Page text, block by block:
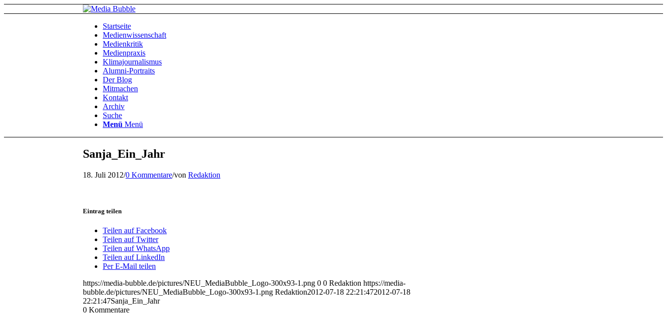
Startseite
Medienwissenschaft
Medienkritik
Medienpraxis
Klimajournalismus
Alumni-Portraits
Der Blog
Mitmachen
Kontakt
Archiv
Suche
Menü Menü
Sanja_Ein_Jahr
18. Juli 2012/0 Kommentare/von Redaktion
Eintrag teilen
Teilen auf Facebook
Teilen auf Twitter
Teilen auf WhatsApp
Teilen auf LinkedIn
Per E-Mail teilen
https://media-bubble.de/pictures/NEU_MediaBubble_Logo-300x93-1.png 0 0 Redaktion https://media-
bubble.de/pictures/NEU_MediaBubble_Logo-300x93-1.png Redaktion2012-07-18 22:21:472012-07-18
22:21:47Sanja_Ein_Jahr
0 Kommentare